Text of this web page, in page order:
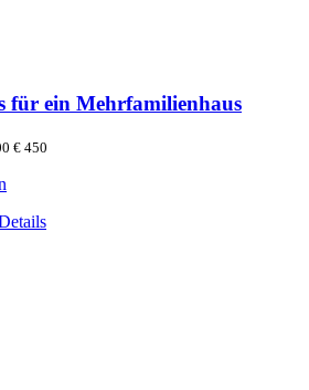
für ein Mehrfamilienhaus
€ 450